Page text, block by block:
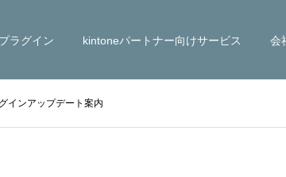
ラグイン kintoneパートナー向けサービス 会
インアップデート案内